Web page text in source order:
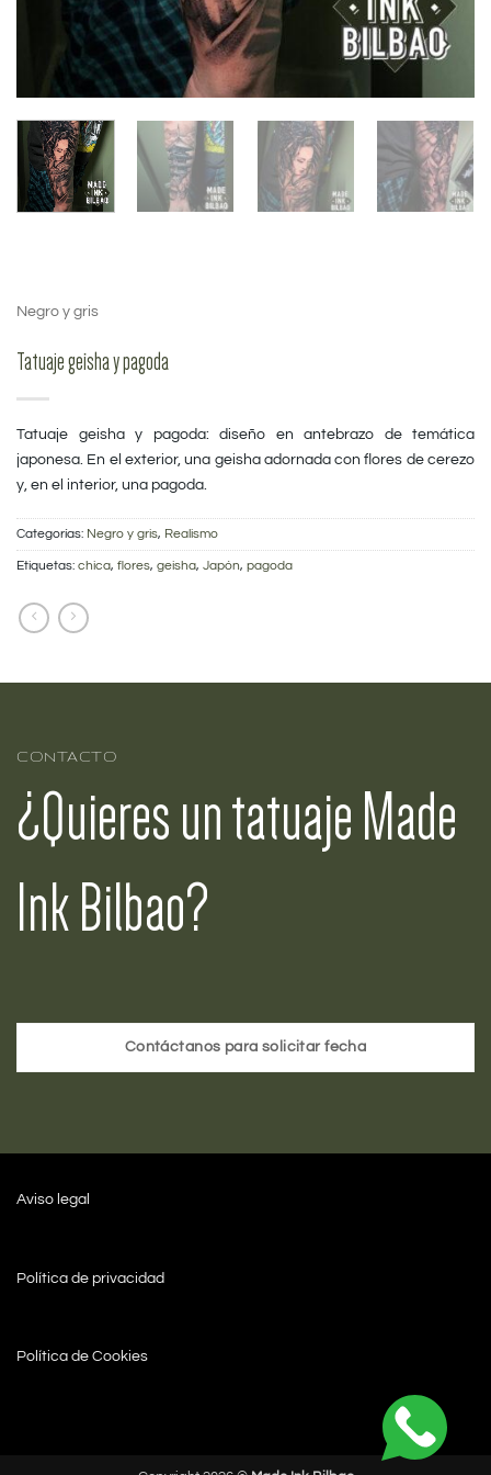
Negro y gris
Tatuaje geisha y pagoda
Tatuaje geisha y pagoda: diseño en antebrazo de temática
japonesa. En el exterior, una geisha adornada con flores de cerezo
y, en el interior, una pagoda.
Categorías: Negro y gris, Realismo
Etiquetas: chica, flores, geisha, Japón, pagoda
CONTACTO
¿Quieres un tatuaje Made
Ink Bilbao?
Contáctanos para solicitar fecha
Aviso legal
Política de privacidad
Política de Cookies